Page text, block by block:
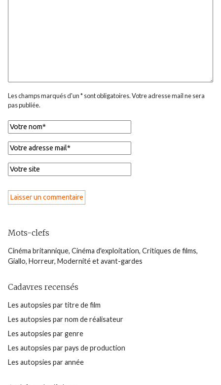
Les champs marqués d'un * sont obligatoires. Votre adresse mail ne sera
pas publiée.
Mots-clefs
Cinéma britannique, Cinéma d'exploitation, Critiques de films,
Giallo, Horreur, Modernité et avant-gardes
Cadavres recensés
Les autopsies par titre de film
Les autopsies par nom de réalisateur
Les autopsies par genre
Les autopsies par pays de production
Les autopsies par année